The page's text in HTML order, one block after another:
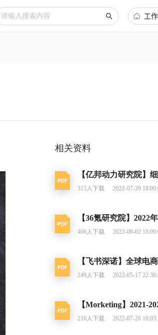
工
相关资料
315人下载 2022-07-29
406人下载 2022-08-02
249人下载 2022-05-17
216人下载 2022-07-26